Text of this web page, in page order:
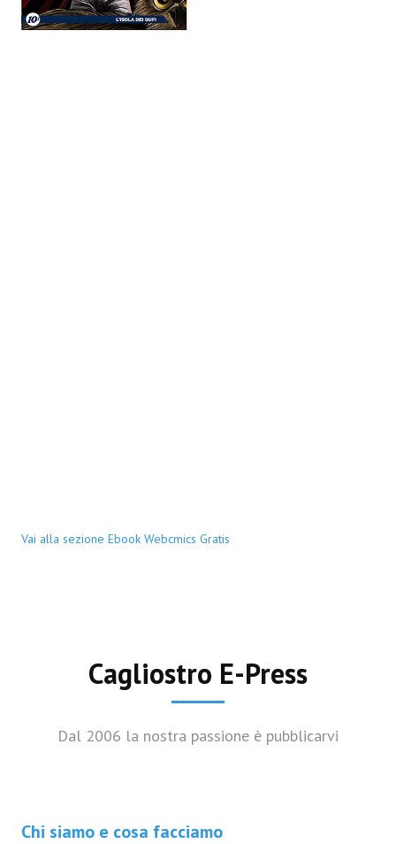
Vai alla sezione Ebook Webcmics Gratis
Cagliostro E-Press
Dal 2006 la nostra passione è pubblicarvi
Chi siamo e cosa facciamo